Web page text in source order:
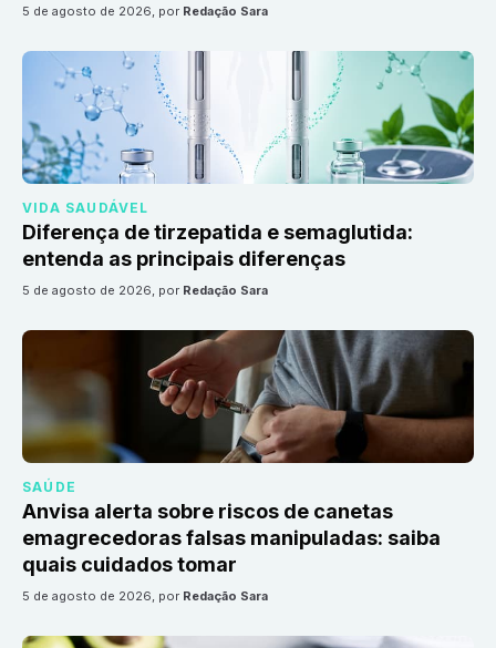
5 de agosto de 2026, por Redação Sara
VIDA SAUDÁVEL
Diferença de tirzepatida e semaglutida:
entenda as principais diferenças
5 de agosto de 2026, por Redação Sara
SAÚDE
Anvisa alerta sobre riscos de canetas
emagrecedoras falsas manipuladas: saiba
quais cuidados tomar
5 de agosto de 2026, por Redação Sara